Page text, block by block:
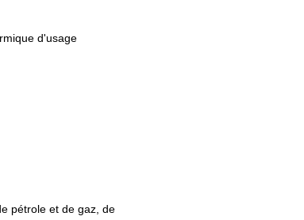
d'usage
pétrole et de gaz, de